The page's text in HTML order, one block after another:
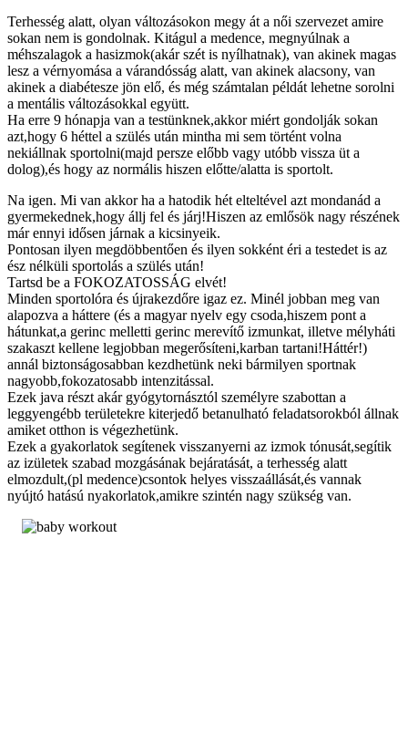
Terhesség alatt, olyan változásokon megy át a női szervezet amire
sokan nem is gondolnak. Kitágul a medence, megnyúlnak a
méhszalagok a hasizmok(akár szét is nyílhatnak), van akinek magas
lesz a vérnyomása a várandósság alatt, van akinek alacsony, van
akinek a diabétesze jön elő, és még számtalan példát lehetne sorolni
a mentális változásokkal együtt.
Ha erre 9 hónapja van a testünknek,akkor miért gondolják sokan
azt,hogy 6 héttel a szülés után mintha mi sem történt volna
nekiállnak sportolni(majd persze előbb vagy utóbb vissza üt a
dolog),és hogy az normális hiszen előtte/alatta is sportolt.
Na igen. Mi van akkor ha a hatodik hét elteltével azt mondanád a
gyermekednek,hogy állj fel és járj!Hiszen az emlősök nagy részének
már ennyi idősen járnak a kicsinyeik.
Pontosan ilyen megdöbbentően és ilyen sokként éri a testedet is az
ész nélküli sportolás a szülés után!
Tartsd be a FOKOZATOSSÁG elvét!
Minden sportolóra és újrakezdőre igaz ez. Minél jobban meg van
alapozva a háttere (és a magyar nyelv egy csoda,hiszem pont a
hátunkat,a gerinc melletti gerinc merevítő izmunkat, illetve mélyháti
szakaszt kellene legjobban megerősíteni,karban tartani!Háttér!)
annál biztonságosabban kezdhetünk neki bármilyen sportnak
nagyobb,fokozatosabb intenzitással.
Ezek java részt akár gyógytornásztól személyre szabottan a
leggyengébb területekre kiterjedő betanulható feladatsorokból állnak
amiket otthon is végezhetünk.
Ezek a gyakorlatok segítenek visszanyerni az izmok tónusát,segítik
az izületek szabad mozgásának bejáratását, a terhesség alatt
elmozdult,(pl medence)csontok helyes visszaállását,és vannak
nyújtó hatású nyakorlatok,amikre szintén nagy szükség van.